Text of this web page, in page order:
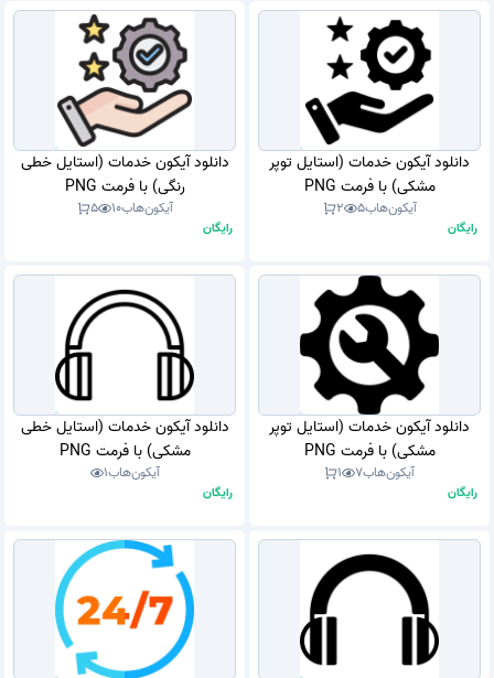
دانلود آیکون خدمات (استایل توپر
مشکی) با فرمت PNG
آیکون‌هاب5
2
رایگان
دانلود آیکون خدمات (استایل خطی
رنگی) با فرمت PNG
آیکون‌هاب10
5
رایگان
دانلود آیکون خدمات (استایل توپر
مشکی) با فرمت PNG
آیکون‌هاب7
1
رایگان
دانلود آیکون خدمات (استایل خطی
مشکی) با فرمت PNG
آیکون‌هاب1
رایگان